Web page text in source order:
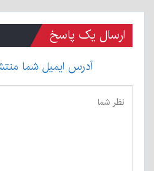
ارسال یک پاسخ
آدرس ایمیل شما